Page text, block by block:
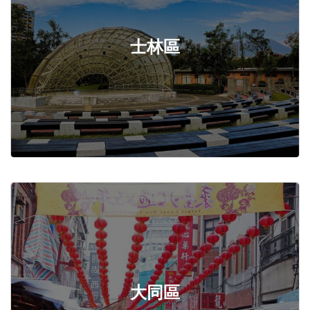
士林區
大同區